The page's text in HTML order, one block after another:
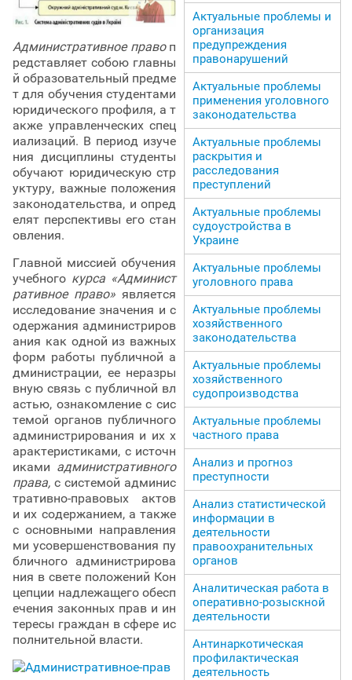
Административное правоп
редставляет собою главны
й образовательный предме
т для обучения студентами
юридического профиля, а т
акже управленческих спец
иализаций. В период изуче
ния дисциплины студенты
обучают юридическую стр
уктуру, важные положения
законодательства, и опред
елят перспективы его стан
овления.
Главной миссией обучения
учебного курса «Админист
ративное право» является
исследование значения и с
одержания администриров
ания как одной из важных
форм работы публичной а
дминистрации, ее неразры
вную связь с публичной вл
астью, ознакомление с сис
темой органов публичного
администрирования и их х
арактеристиками, с источн
иками административного
права, с системой админис
тративно-правовых актов
и их содержанием, а также
с основными направления
ми усовершенствования пу
бличного администрирова
ния в свете положений Кон
цепции надлежащего обесп
ечения законных прав и ин
тересы граждан в сфере ис
полнительной власти.
Актуальные проблемы и
организация
предупреждения
правонарушений
Актуальные проблемы
применения уголовного
законодательства
Актуальные проблемы
раскрытия и
расследования
преступлений
Актуальные проблемы
судоустройства в
Украине
Актуальные проблемы
уголовного права
Актуальные проблемы
хозяйственного
законодательства
Актуальные проблемы
хозяйственного
судопроизводства
Актуальные проблемы
частного права
Анализ и прогноз
преступности
Анализ статистической
информации в
деятельности
правоохранительных
органов
Аналитическая работа в
оперативно-розыскной
деятельности
Антинаркотическая
профилактическая
деятельность